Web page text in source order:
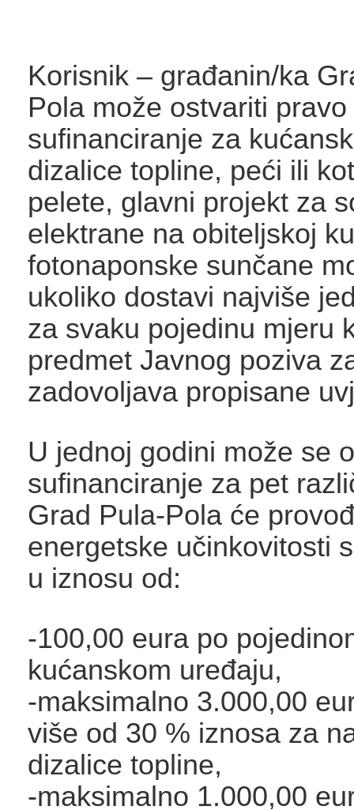
Korisnik – građanin/ka
Pola može ostvariti pravo
sufinanciranje za
dizalice topline, peći ili
pelete, glavni projekt za
elektrane na obiteljskoj
fotonaponske sunčane
ukoliko dostavi najviše
za svaku pojedinu mjeru
predmet Javnog poziva
zadovoljava propisane
U jednoj godini može se
sufinanciranje za pet
Grad Pula-Pola će
energetske učinkovitosti
u iznosu od:
-100,00 eura po
kućanskom uređaju,
-maksimalno 3.000,00
više od 30 % iznosa za
dizalice topline,
-maksimalno 1.000,00